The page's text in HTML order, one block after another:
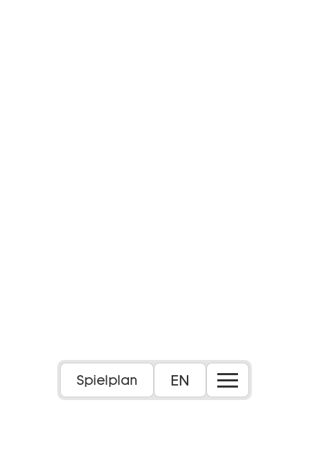
Spielplan EN